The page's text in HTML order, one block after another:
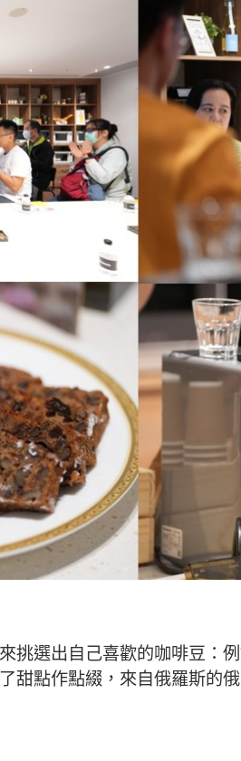
挑選出自己喜歡的咖啡豆：
甜點作點綴，來自俄羅斯的